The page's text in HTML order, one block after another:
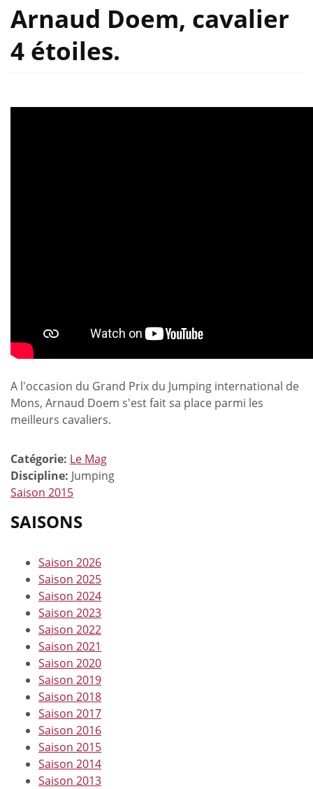
Arnaud Doem, cavalier
4 étoiles.
A l'occasion du Grand Prix du Jumping international de
Mons, Arnaud Doem s'est fait sa place parmi les
meilleurs cavaliers.
Catégorie: Le Mag
Discipline: Jumping
Saison 2015
SAISONS
Saison 2026
Saison 2025
Saison 2024
Saison 2023
Saison 2022
Saison 2021
Saison 2020
Saison 2019
Saison 2018
Saison 2017
Saison 2016
Saison 2015
Saison 2014
Saison 2013